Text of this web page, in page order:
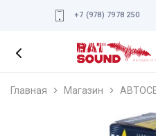
+7 (978) 7978 250
Главная Магазин